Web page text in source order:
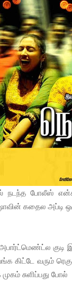
நடந்த போலீஸ்
கதைல அப்டி
குடி
கிட்டே வரும்
சுளிப்பது போல்